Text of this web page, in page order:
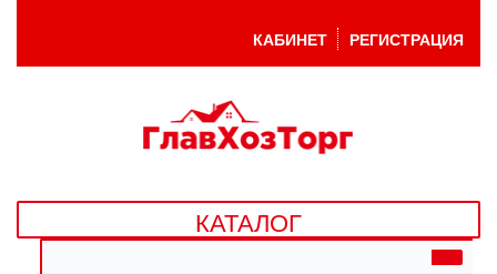
ДАЧА, САД И ОГОРОД
ДЕТСКИЕ ТОВАРЫ
КАБИНЕТ РЕГИСТРАЦИЯ
КАТАЛОГ